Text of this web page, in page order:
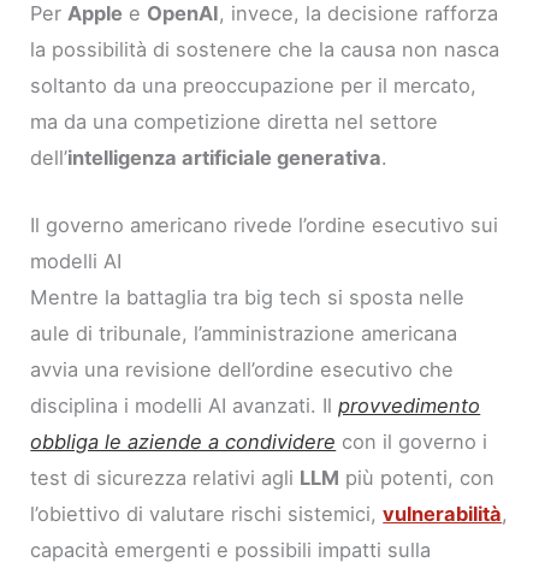
PerApple e OpenAI, invece, la decisione rafforza
la possibilità di sostenere che la causa non nasca
soltanto da una preoccupazione per il mercato,
ma da una competizione diretta nel settore
dell’intelligenza artificiale generativa.
Il governo americano rivede l’ordine esecutivo sui
modelli AI
Mentre la battaglia tra big tech si sposta nelle
aule di tribunale, l’amministrazione americana
avvia una revisione dell’ordine esecutivo che
disciplina i modelli AI avanzati. Ilprovvedimento
obbliga le aziende a condividere con il governo i
test di sicurezza relativi agli LLM più potenti, con
l’obiettivo di valutare rischi sistemici,vulnerabilità,
capacità emergenti e possibili impatti sulla